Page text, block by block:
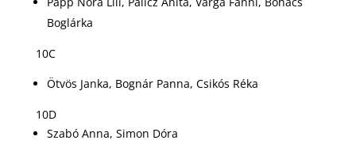
Boglárka
10C
Ötvös Janka, Bognár Panna, Csikós Réka
10D
Szabó Anna, Simon Dóra